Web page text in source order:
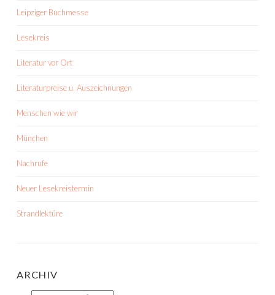
Leipziger Buchmesse
Lesekreis
Literatur vor Ort
Literaturpreise u. Auszeichnungen
Menschen wie wir
München
Nachrufe
Neuer Lesekreistermin
Strandlektüre
ARCHIV